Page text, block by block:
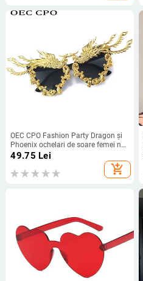
OEC CPO Fashion Party Dragon și
Phoenix ochelari de soare femei noi
unici colorați aurii ochelari de soare
punk ochelari de vedere pentru
femei O992
49.75 Lei
add_shopping_cart